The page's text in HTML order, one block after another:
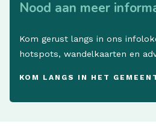
Nood aan meer
Kom gerust langs in ons
hotspots, wandelkaarten en
KOM LANGS IN HET